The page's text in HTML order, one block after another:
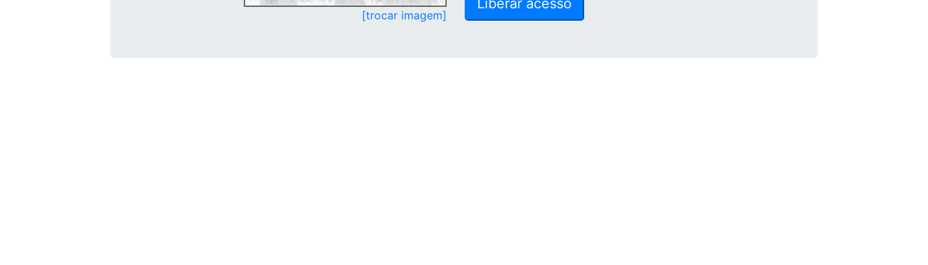
[trocar imagem]